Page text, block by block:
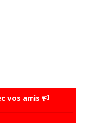
vos amis